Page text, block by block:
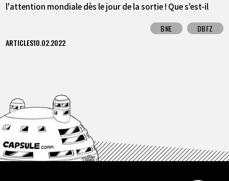
l'attention mondiale dès le jour de la sortie ! Que s'est-il
BNE
DBFZ
ARTICLES10.02.2022